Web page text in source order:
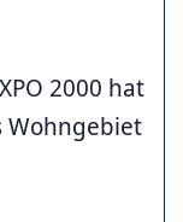
2000 hat
Wohngebiet